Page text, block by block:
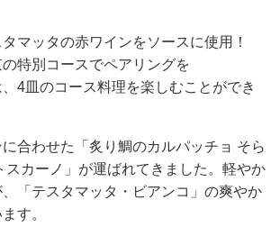
マッタの赤ワインをソースに使用！
特別コースでペアリングを
4皿のコース料理を楽しむことができ
合わせた「炙り鯛のカルパッチョ そら
スカーノ」が運ばれてきました。軽やか
「テスタマッタ・ビアンコ」の爽やか
す。